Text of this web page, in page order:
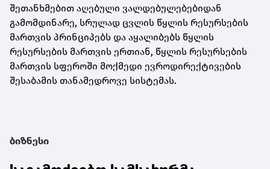
შეთანხმებით აღებული ვალდებულებებიდან
გამომდინარე, სრულად ცვლის წყლის რესურსების
მართვის პრინციპებს და აყალიბებს წყლის
რესურსების მართვის ერთიან, წყლის რესურსების
მართვის სფეროში მოქმედი ევროდირექტივების
შესაბამის თანამედროვე სისტემას.
ბიზნესი